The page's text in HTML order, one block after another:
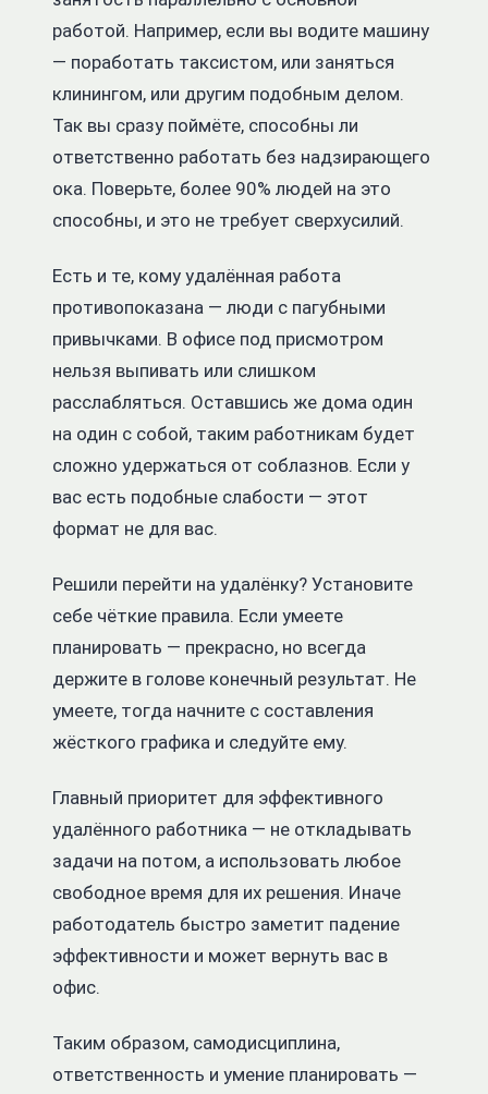
работой. Например, если вы водите машину
— поработать таксистом, или заняться
клинингом, или другим подобным делом.
Так вы сразу поймёте, способны ли
ответственно работать без надзирающего
ока. Поверьте, более 90% людей на это
способны, и это не требует сверхусилий.
Есть и те, кому удалённая работа
противопоказана — люди с пагубными
привычками. В офисе под присмотром
нельзя выпивать или слишком
расслабляться. Оставшись же дома один
на один с собой, таким работникам будет
сложно удержаться от соблазнов. Если у
вас есть подобные слабости — этот
формат не для вас.
Решили перейти на удалёнку? Установите
себе чёткие правила. Если умеете
планировать — прекрасно, но всегда
держите в голове конечный результат. Не
умеете, тогда начните с составления
жёсткого графика и следуйте ему.
Главный приоритет для эффективного
удалённого работника — не откладывать
задачи на потом, а использовать любое
свободное время для их решения. Иначе
работодатель быстро заметит падение
эффективности и может вернуть вас в
офис.
Таким образом, самодисциплина,
ответственность и умение планировать —